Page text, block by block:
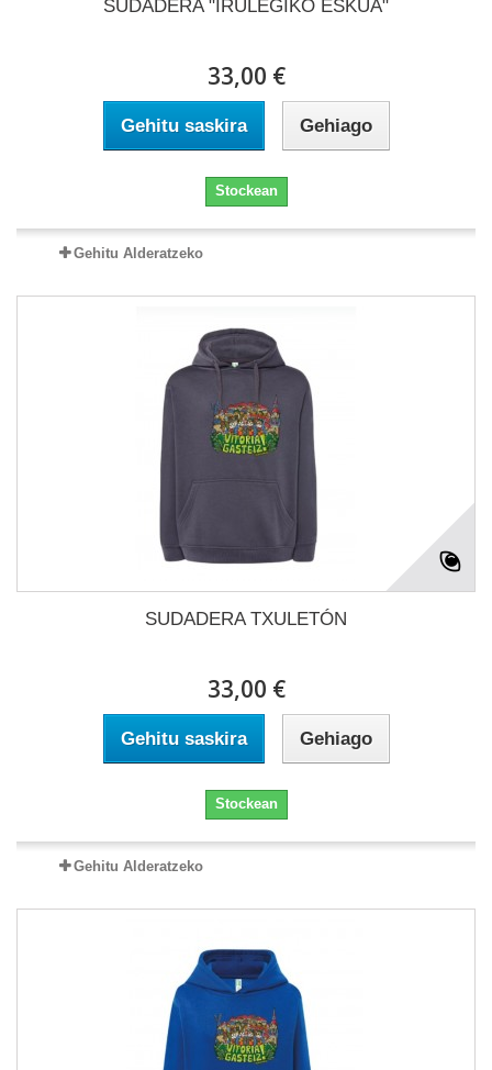
SUDADERA "IRULEGIKO ESKUA"
33,00 €
Gehitu saskira Gehiago
Stockean
Gehitu Alderatzeko
SUDADERA TXULETÓN
33,00 €
Gehitu saskira Gehiago
Stockean
Gehitu Alderatzeko